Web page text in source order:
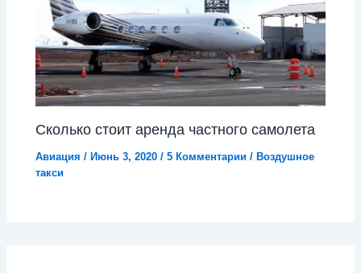
Сколько стоит аренда частного самолета
Авиация /Июнь 3, 2020/5 Комментарии /Воздушное
такси